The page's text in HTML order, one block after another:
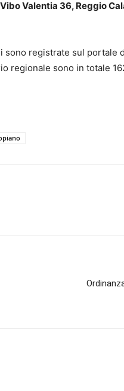
Valentia 36, Reggio
sono registrate sul portale
regionale sono in totale